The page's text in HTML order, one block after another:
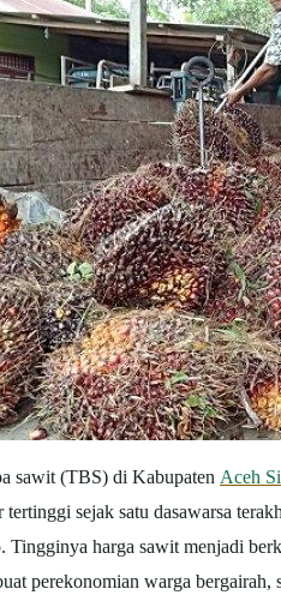
sawit (TBS) di Kabupaten Aceh
tertinggi sejak satu dasawarsa
Tingginya harga sawit menjadi
perekonomian warga